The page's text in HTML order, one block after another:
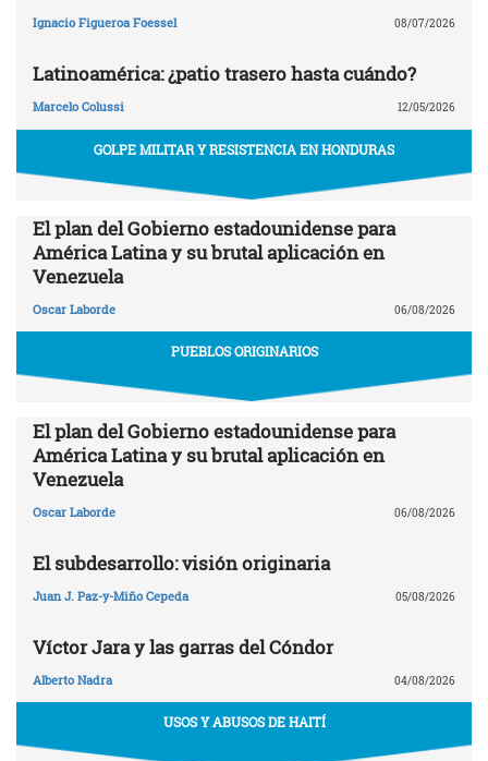
Ignacio Figueroa Foessel 08/07/2026
Latinoamérica: ¿patio trasero hasta cuándo?
Marcelo Colussi 12/05/2026
GOLPE MILITAR Y RESISTENCIA EN HONDURAS
El plan del Gobierno estadounidense para
América Latina y su brutal aplicación en
Venezuela
Oscar Laborde 06/08/2026
PUEBLOS ORIGINARIOS
El plan del Gobierno estadounidense para
América Latina y su brutal aplicación en
Venezuela
Oscar Laborde 06/08/2026
El subdesarrollo: visión originaria
Juan J. Paz-y-Miño Cepeda 05/08/2026
Víctor Jara y las garras del Cóndor
Alberto Nadra 04/08/2026
USOS Y ABUSOS DE HAITÍ